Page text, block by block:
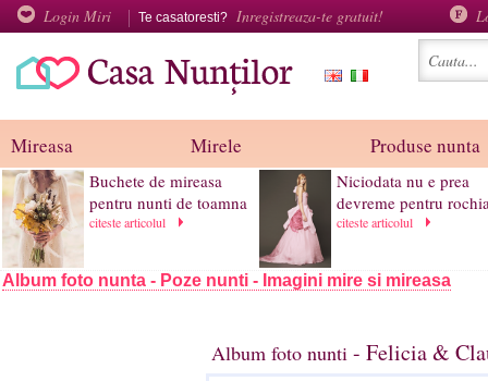
Login Miri Te casatoresti? Inregistreaza-te gratuit!
Mireasa Mirele Produse nunta
Buchete de mireasa
pentru nunti de toamna
citeste articolul
Niciodata nu e prea
devreme pentru
citeste articolul
Album foto nunta - Poze nunti - Imagini mire si mireasa
Album foto nunti - Felicia &